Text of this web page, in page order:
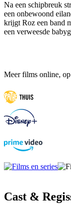
Na een schipbreuk
een onbewoond
krijgt Roz een band
een verweesde
Meer films online,
Cast &